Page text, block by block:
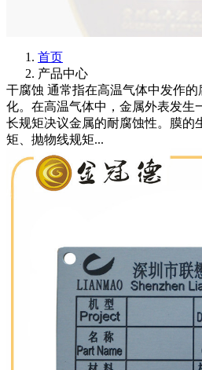
首页
产品中心
干腐蚀 通常指在高温气体中发作
化。在高温气体中，金属外表发生
长规矩决议金属的耐腐蚀性。膜的
矩、抛物线规矩...